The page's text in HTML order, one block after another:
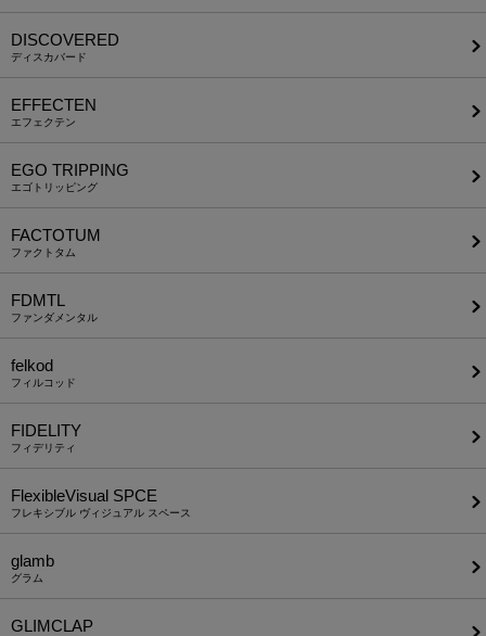
DISCOVERED
ディスカバード
EFFECTEN
エフェクテン
EGO TRIPPING
エゴトリッピング
FACTOTUM
ファクトタム
FDMTL
ファンダメンタル
felkod
フィルコッド
FIDELITY
フィデリティ
FlexibleVisual SPCE
フレキシブル ヴィジュアル スペース
glamb
グラム
GLIMCLAP